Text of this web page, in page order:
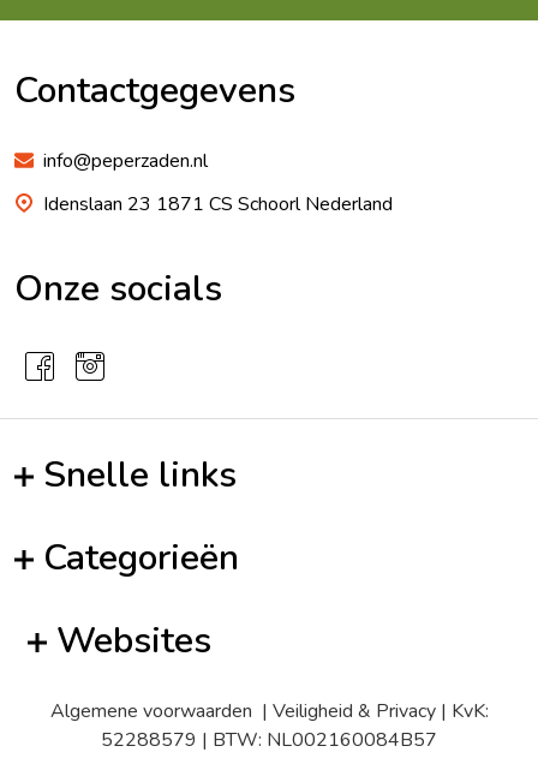
Contactgegevens
info@peperzaden.nl
Idenslaan 23 1871 CS Schoorl Nederland
Onze socials
Snelle links
Categorieën
Websites
Algemene voorwaarden | Veiligheid & Privacy| KvK:
52288579 | BTW: NL002160084B57